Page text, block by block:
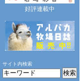
好評連載中
サイト内検索